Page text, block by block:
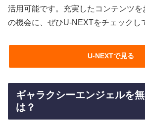
活用可能です。充実したコンテンツを
の機会に、ぜひU-NEXTをチェックし
U-NEXTで見る
ギャラクシーエンジェルを
は？